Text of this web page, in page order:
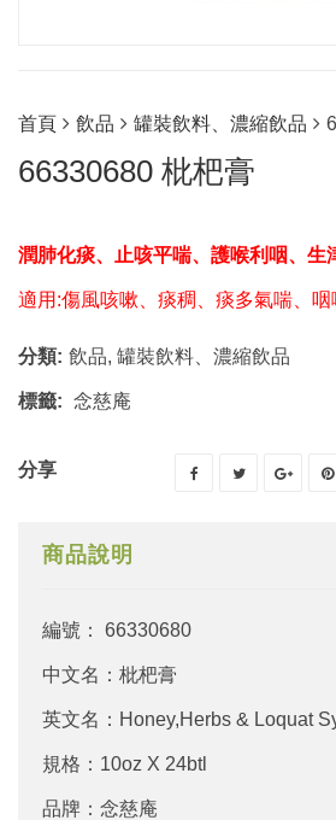
首頁 飲品 罐裝飲料、濃縮飲品
66330680 枇杷膏
潤肺化痰、止咳平喘、護喉利咽、生
適用:傷風咳嗽、痰稠、痰多氣喘、
分類: 飲品, 罐裝飲料、濃縮飲品
標籤: 念慈庵
分享
商品說明
編號： 66330680
中文名：枇杷膏
英文名：Honey,Herbs & Loquat
規格：10oz X 24btl
品牌：念慈庵